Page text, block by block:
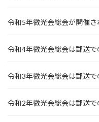
令和5年微光会総会が開催さ
令和4年微光会総会は郵送
令和3年微光会総会は郵送
令和2年微光会総会は郵送